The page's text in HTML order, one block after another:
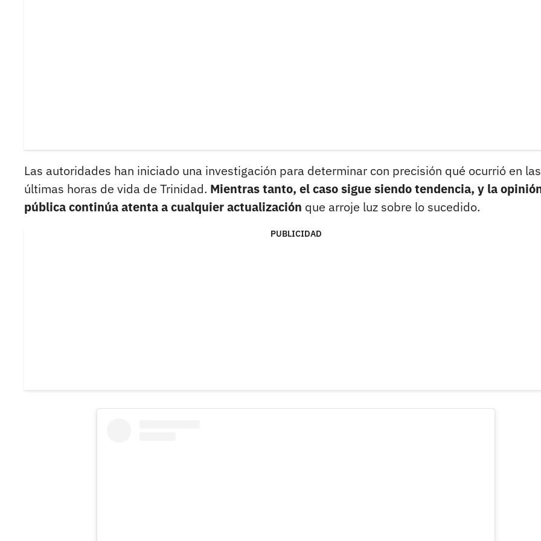
Las autoridades han iniciado una investigación para determinar con precisión qué ocurrió en las
últimas horas de vida de Trinidad. Mientras tanto, el caso sigue siendo tendencia, y la
pública continúa atenta a cualquier actualización que arroje luz sobre lo sucedido.
PUBLICIDAD